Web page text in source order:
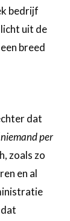
bedrijf
uit de
breed
dat
niemand per
zoals zo
en al